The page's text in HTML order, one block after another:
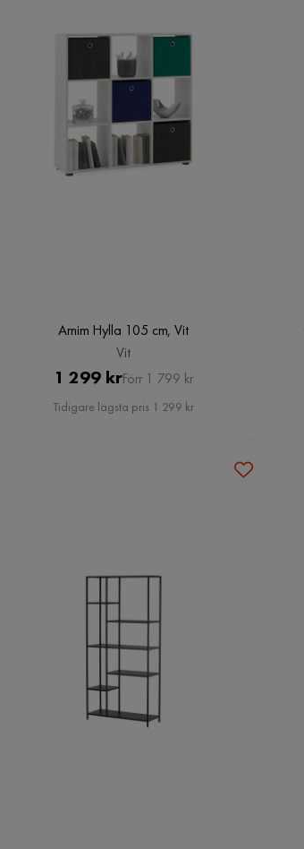
Arnim Hylla 105 cm, Vit
Vit
Pris
1 299 krOriginal
Pris
Förr 1 799 kr
Tidigare lägsta pris 1 299 kr